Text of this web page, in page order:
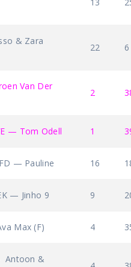
& Zara
22 6
Van Der
2
— Tom Odell 1
— Pauline 16
— Jinho 9 9
Max (F) 4
Antoon &